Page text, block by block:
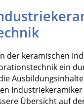
der keramischen
ein
Übersicht auf